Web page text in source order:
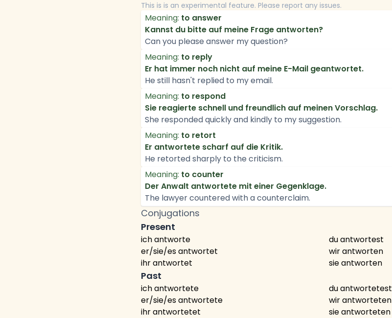
This is is an experimental feature. Please report any issues.
Meaning: to answer
Kannst du bitte auf meine Frage antworten?
Can you please answer my question?
Meaning: to reply
Er hat immer noch nicht auf meine E-Mail geantwortet.
He still hasn't replied to my email.
Meaning: to respond
Sie reagierte schnell und freundlich auf meinen Vorschlag.
She responded quickly and kindly to my suggestion.
Meaning: to retort
Er antwortete scharf auf die Kritik.
He retorted sharply to the criticism.
Meaning: to counter
Der Anwalt antwortete mit einer Gegenklage.
The lawyer countered with a counterclaim.
Conjugations
Present
ich antworte
du antwortest
er/sie/es antwortet
wir antworten
ihr antwortet
sie antworten
Past
ich antwortete
du antwortetest
er/sie/es antwortete
wir antworteten
ihr antwortetet
sie antworteten